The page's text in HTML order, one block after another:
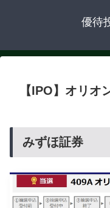
優待
【IPO】オリオ
みずほ証券